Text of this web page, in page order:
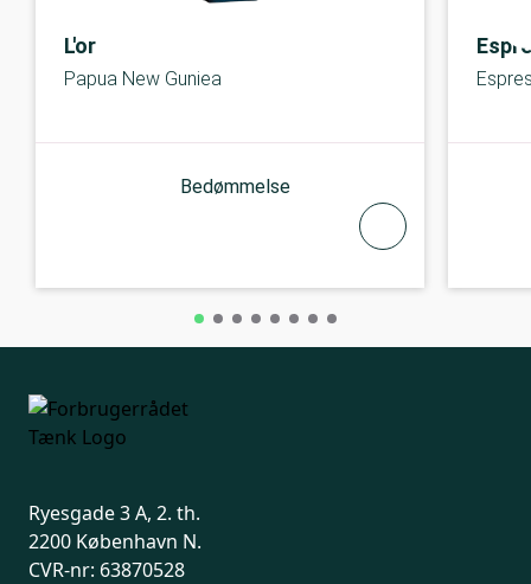
L'or
Papua New Guniea
Bedømmelse
Ryesgade 3 A, 2. th.
2200 København N.
CVR-nr: 63870528